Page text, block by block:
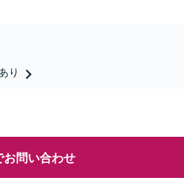
り
お問い合わせ